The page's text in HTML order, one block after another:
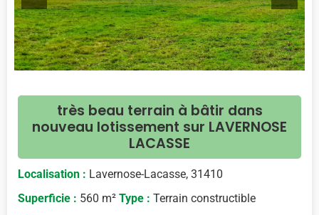
très beau terrain à bâtir dans
nouveau lotissement sur LAVERNOSE
LACASSE
Localisation : Lavernose-Lacasse, 31410
Superficie : 560 m² Type : Terrain constructible